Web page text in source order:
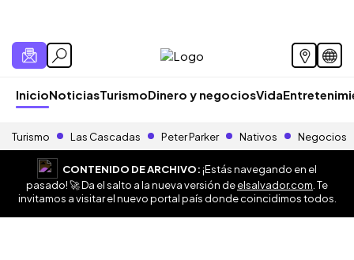
InicioNoticiasTurismoDinero y negociosVida
Turismo Las Cascadas Peter Parker Nativos Negocios
CONTENIDO DE ARCHIVO:¡Estás navegando en el
pasado! 🚀 Da el salto a la nueva versión deelsalvador.com . Te
invitamos a visitar el nuevo portal país donde coincidimos todos.